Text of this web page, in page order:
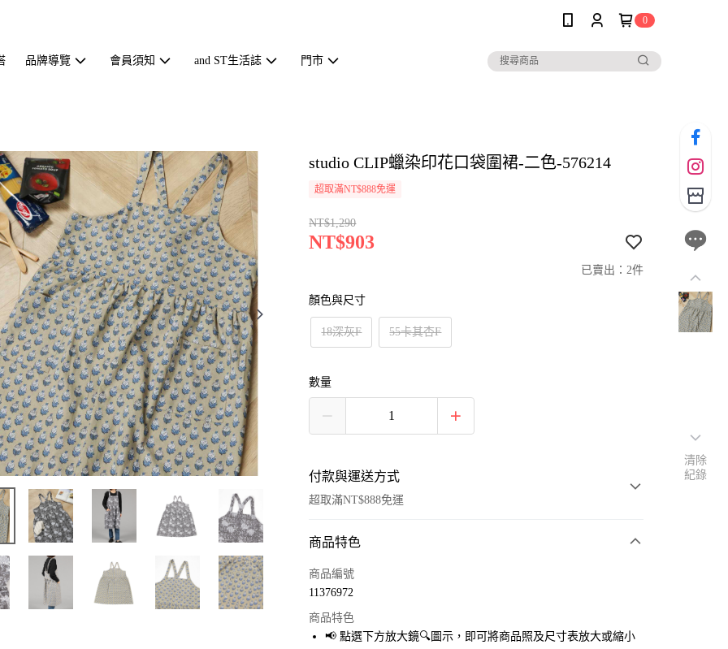
0
品牌導覽 會員須知 and ST生活誌 門市
studio CLIP蠟染印花口袋圍裙-二色-576214
超取滿NT$888免運
NT$1,290
NT$903
已賣出：2件
顏色與尺寸
18深灰F 55卡其杏F
數量
付款與運送方式
超取滿NT$888免運
付款方式
信用卡一次付款
LINE Pay
商品特色
商品編號
11376972
商品特色
📢 點選下方放大鏡🔍圖示，即可將商品照及尺寸表放大或縮小
清除
紀錄